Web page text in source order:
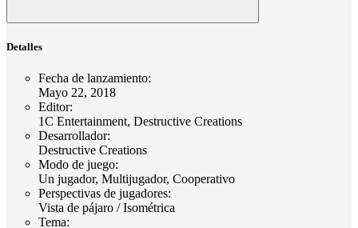
Detalles
Fecha de lanzamiento:
Mayo 22, 2018
Editor:
1C Entertainment, Destructive Creations
Desarrollador:
Destructive Creations
Modo de juego:
Un jugador, Multijugador, Cooperativo
Perspectivas de jugadores:
Vista de pájaro / Isométrica
Tema: